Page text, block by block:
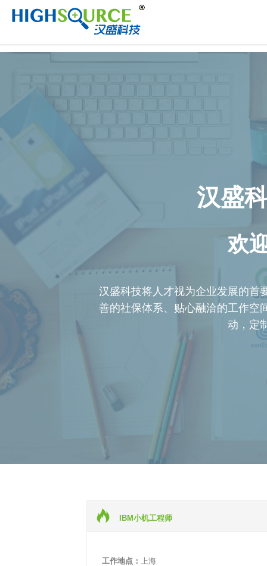
汉盛
欢
汉盛科技将人才视为企业发展的首
善的社保体系、贴心融洽的工作空
动，定
IBM小机工程师
工作地点： 上海